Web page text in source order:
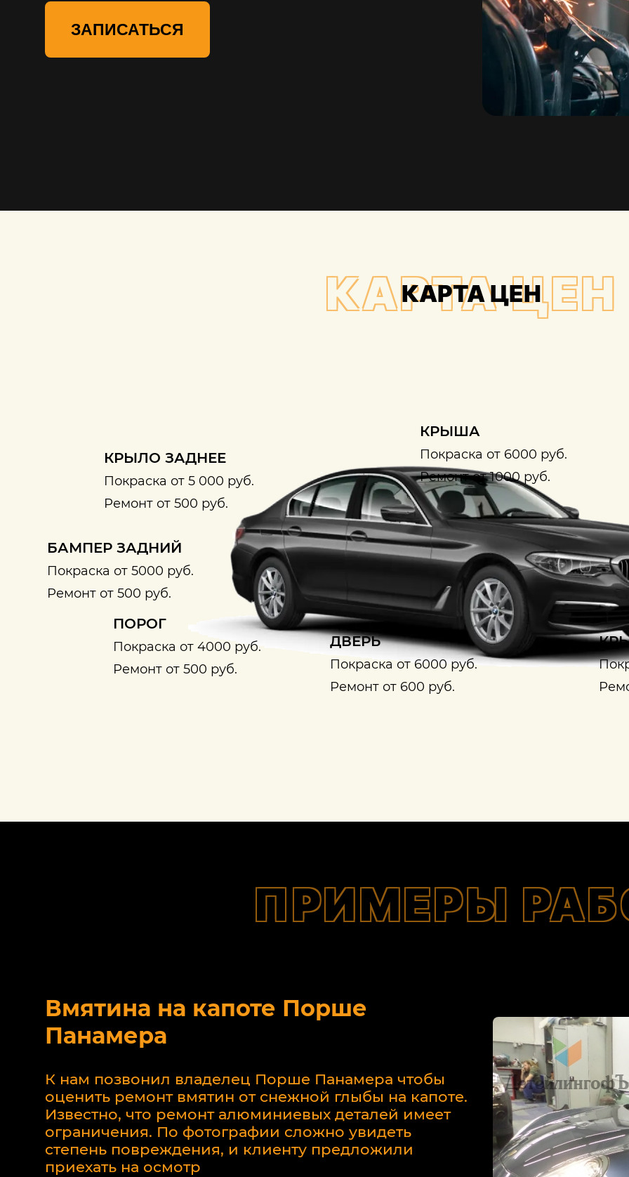
ЗАПИСАТЬСЯ
КАРТА ЦЕН
КАРТА ЦЕН
КРЫША
Покраска от 6000 руб.
Ремонт от 1000 руб.
КРЫЛО ЗАДНЕЕ
Покраска от 5 000 руб.
Ремонт от 500 руб.
БАМПЕР ЗАДНИЙ
Покраска от 5000 руб.
Ремонт от 500 руб.
ПОРОГ
Покраска от 4000 руб.
Ремонт от 500 руб.
ДВЕРЬ
Покраска от 6000 руб.
Ремонт от 600 руб.
ПРИМЕРЫ
Вмятина на капоте Порше
Панамера
К нам позвонил владелец Порше Панамера чтобы
оценить ремонт вмятин от снежной глыбы на капоте.
Известно, что ремонт алюминиевых деталей имеет
ограничения. По фотографии сложно увидеть
степень повреждения, и клиенту предложили
приехать на осмотр